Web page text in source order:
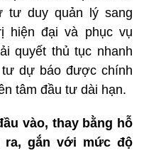
tư duy quản lý sang
hiện đại và phục vụ
quyết thủ tục nhanh
dự báo được chính
tâm đầu tư dài hạn.
vào, thay bằng hỗ
ra, gắn với mức độ